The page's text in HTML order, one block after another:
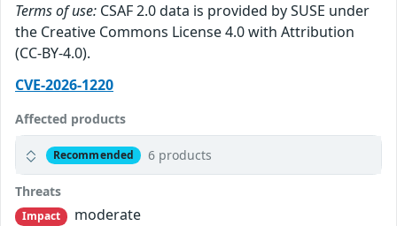
Terms of use: CSAF 2.0 data is provided by SUSE under
the Creative Commons License 4.0 with Attribution
(CC-BY-4.0).
CVE-2026-1220
Affected products
Recommended 6 products
Threats
Impact
moderate